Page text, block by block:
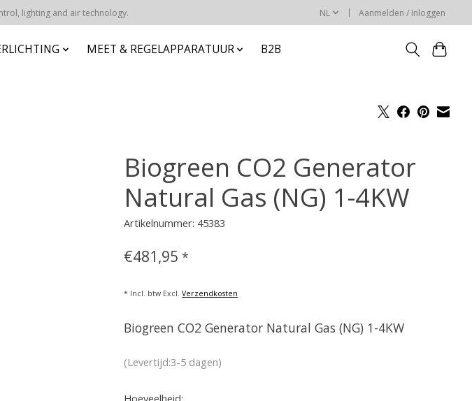
lighting and air technology. NL Aanmelden / Inloggen
MEET & REGELAPPARATUUR B2B
Biogreen CO2 Generator
Natural Gas (NG) 1-4KW
Artikelnummer: 45383
€481,95 *
* Incl. btw Excl. Verzendkosten
Biogreen CO2 Generator Natural Gas (NG) 1-4KW
(Levertijd:3-5 dagen)